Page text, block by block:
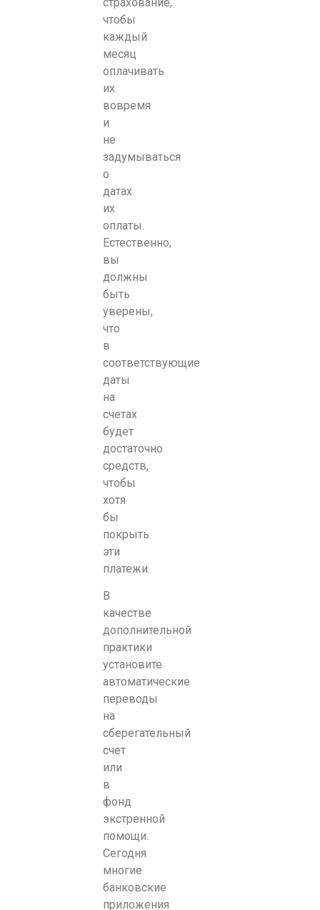
чтобы
каждый
месяц
оплачивать
их
вовремя
и
не
задумываться
о
датах
их
оплаты.
Естественно,
вы
должны
быть
уверены,
что
в
соответствующие
даты
на
счетах
будет
достаточно
средств,
чтобы
хотя
бы
покрыть
эти
платежи.
В
качестве
дополнительной
практики
установите
автоматические
переводы
на
сберегательный
счет
или
в
фонд
экстренной
помощи.
Сегодня
многие
банковские
приложения